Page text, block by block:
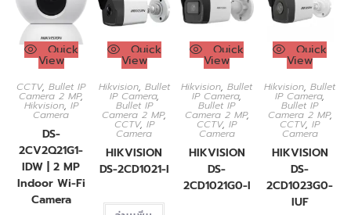
Quick
View
CCTV,Bullet IP
Camera 2 MP,
Hikvision, IP
Camera
DS-
2CV2Q21G1-
IDW | 2 MP
Indoor Wi-Fi
Camera
Quick
View
Hikvision, Bullet
IP Camera,
Bullet IP
Camera 2 MP,
CCTV, IP
Camera
HIKVISION
DS-2CD1021-I
Quick
View
Hikvision,Bullet
IP Camera,
Bullet IP
Camera 2 MP,
CCTV,IP
Camera
HIKVISION
DS-
2CD1021G0-I
Quick
View
Hikvision,Bullet
IP Camera,
Bullet IP
Camera 2 MP,
CCTV,IP
Camera
HIKVISION
DS-
2CD1023G0-
IUF